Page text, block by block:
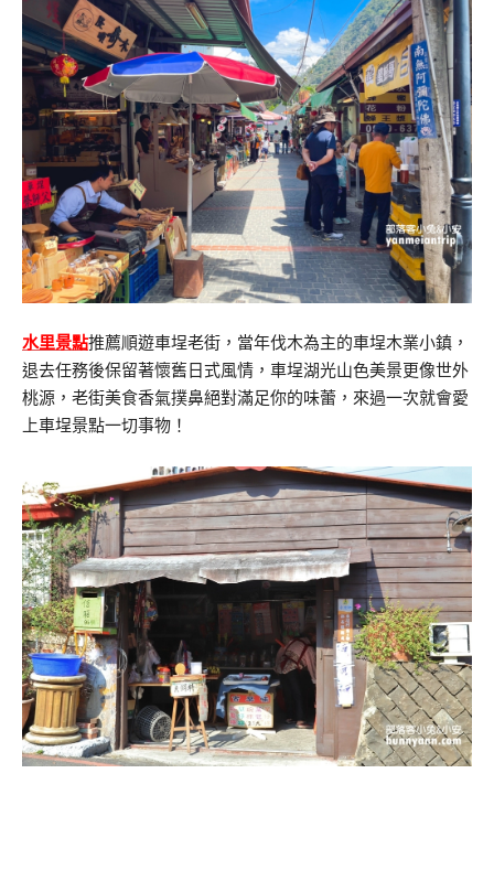
水里景點推薦順遊車埕老街，當年伐木為主的車埕木業小鎮，
退去任務後保留著懷舊日式風情，車埕湖光山色美景更像世外
桃源，老街美食香氣撲鼻絕對滿足你的味蕾，來過一次就會愛
上車埕景點一切事物！